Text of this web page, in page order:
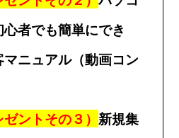
者でも簡単にでき
ニュアル（動画コン
ントその３） 新規集